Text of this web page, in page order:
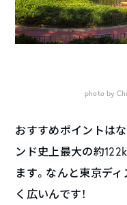
photo by
おすすめポイントは
ンド史上最大の約
ます。なんと東京デ
く広いんです！